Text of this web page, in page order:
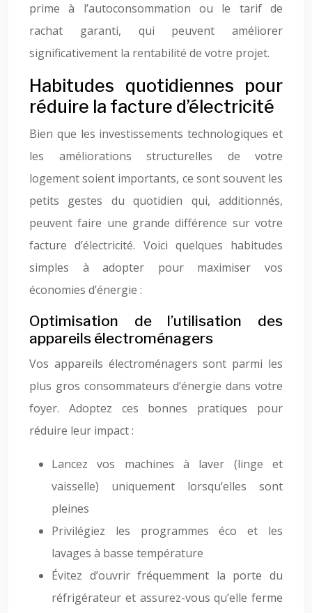
prime à l’autoconsommation ou le tarif de
rachat garanti, qui peuvent améliorer
significativement la rentabilité de votre projet.
Habitudes quotidiennes pour
réduire la facture d’électricité
Bien que les investissements technologiques et
les améliorations structurelles de votre
logement soient importants, ce sont souvent les
petits gestes du quotidien qui, additionnés,
peuvent faire une grande différence sur votre
facture d’électricité. Voici quelques habitudes
simples à adopter pour maximiser vos
économies d’énergie :
Optimisation de l’utilisation des
appareils électroménagers
Vos appareils électroménagers sont parmi les
plus gros consommateurs d’énergie dans votre
foyer. Adoptez ces bonnes pratiques pour
réduire leur impact :
Lancez vos machines à laver (linge et
vaisselle) uniquement lorsqu’elles sont
pleines
Privilégiez les programmes éco et les
lavages à basse température
Évitez d’ouvrir fréquemment la porte du
réfrigérateur et assurez-vous qu’elle ferme